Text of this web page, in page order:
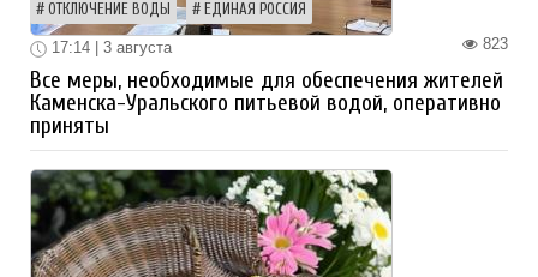
ОТКЛЮЧЕНИЕ ВОДЫ ЕДИНАЯ РОССИЯ
823
17:14 | 3 августа
Все меры, необходимые для обеспечения жителей
Каменска-Уральского питьевой водой, оперативно
приняты